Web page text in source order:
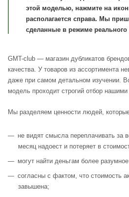
этой моделью, нажмите на
располагается справа. Мы
сделанные в режиме реального
GMT-club — магазин дубликатов
качества. У товаров из ассортимента
даже при самом детальном изучении.
модель проходит строгий отбор нашими
Мы разделяем ценности людей,
не видят смысла переплачивать за
месяц надоест и потеряет в
могут найти деньгам более
согласны с фактом, что стоимость
завышена;